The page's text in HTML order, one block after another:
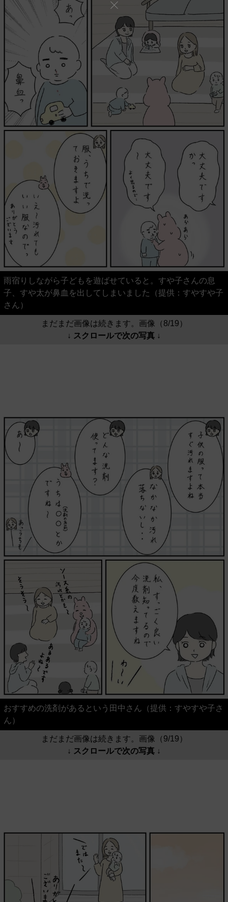
雨宿りしながら子どもを遊ばせていると。すや子さんの息
子、すや太が鼻血を出してしまいました（提供：すやすや子
さん）
まだまだ画像は続きます。画像（8/19）
↓ スクロールで次の写真 ↓
おすすめの洗剤があるという田中さん（提供：すやすや子さ
ん）
まだまだ画像は続きます。画像（9/19）
↓ スクロールで次の写真 ↓